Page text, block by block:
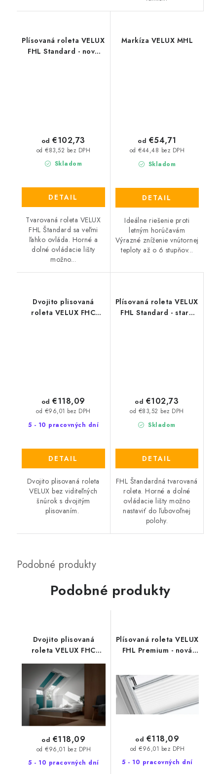
Plísovaná roleta VELUX
FHL Standard - nová
Skladom
od €83,52 bez DPH
od €102,73
DETAIL
Tvarovaná roleta VELUX
FHL Štandard sa veľmi
ľahko ovláda. Horné a
dolné ovládacie lišty
možno...
Markíza VELUX MHL
Skladom
od €44,48 bez DPH
od €54,71
DETAIL
Ideálne riešenie proti
letným horúčavám
Výrazné zníženie vnútornej
teploty až o 6 stupňov...
Dvojito plisovaná
roleta VELUX FHC
5 - 10 pracovných dní
od €96,01 bez DPH
od €118,09
DETAIL
Dvojito plisovaná roleta
VELUX bez viditeľných
šnúrok s dvojitým
plisovaním.
Plísovaná roleta VELUX
FHL Standard - stará
Skladom
od €83,52 bez DPH
od €102,73
DETAIL
FHL Štandardná tvarovaná
roleta. Horné a dolné
ovládacie lišty možno
nastaviť do ľubovoľnej
polohy.
Podobné produkty
Dvojito plisovaná
roleta VELUX FHC
generácia
5 - 10 pracovných dní
od €96,01 bez DPH
od €118,09
Plísovaná roleta VELUX
FHL Premium - nová
5 - 10 pracovných dní
od €96,01 bez DPH
od €118,09